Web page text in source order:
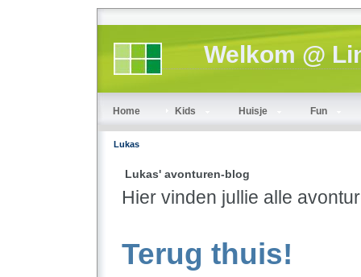
Welkom @
Home Kids Huisje Fun
Lukas
Lukas' avonturen-blog
Hier vinden jullie alle
Terug thuis!